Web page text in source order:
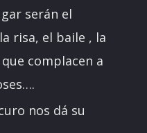
serán el
risa, el baile , la
complacen a
nos dá su